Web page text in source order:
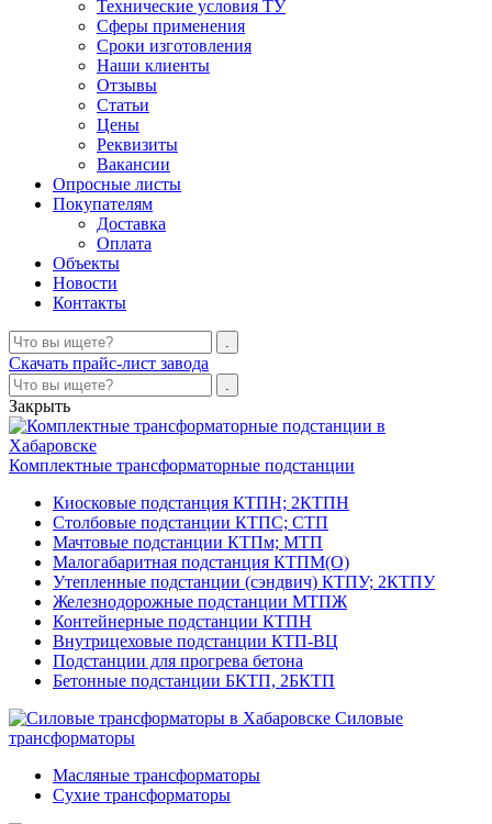
Технические условия ТУ
Сферы применения
Сроки изготовления
Наши клиенты
Отзывы
Статьи
Цены
Реквизиты
Вакансии
Опросные листы
Покупателям
Доставка
Оплата
Объекты
Новости
Контакты
Скачать прайс-лист завода
Закрыть
Комплектные трансформаторные подстанции
Киосковые подстанция КТПН; 2КТПН
Столбовые подстанции КТПС; СТП
Мачтовые подстанции КТПм; МТП
Малогабаритная подстанция КТПМ(О)
Утепленные подстанции (сэндвич) КТПУ; 2КТПУ
Железнодорожные подстанции МТПЖ
Контейнерные подстанции КТПН
Внутрицеховые подстанции КТП-ВЦ
Подстанции для прогрева бетона
Бетонные подстанции БКТП, 2БКТП
Силовые
трансформаторы
Масляные трансформаторы
Сухие трансформаторы